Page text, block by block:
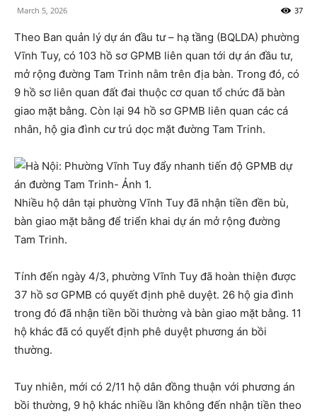
March 5, 2026 37
Theo Ban quản lý dự án đầu tư – hạ tầng (BQLDA) phường
Vĩnh Tuy, có 103 hồ sơ GPMB liên quan tới dự án đầu tư,
mở rộng đường Tam Trinh nằm trên địa bàn. Trong đó, có
9 hồ sơ liên quan đất đai thuộc cơ quan tổ chức đã bàn
giao mặt bằng. Còn lại 94 hồ sơ GPMB liên quan các cá
nhân, hộ gia đình cư trú dọc mặt đường Tam Trinh.
Nhiều hộ dân tại phường Vĩnh Tuy đã nhận tiền đền bù,
bàn giao mặt bằng để triển khai dự án mở rộng đường
Tam Trinh.
Tính đến ngày 4/3, phường Vĩnh Tuy đã hoàn thiện được
37 hồ sơ GPMB có quyết định phê duyệt. 26 hộ gia đình
trong đó đã nhận tiền bồi thường và bàn giao mặt bằng. 11
hộ khác đã có quyết định phê duyệt phương án bồi
thường.
Tuy nhiên, mới có 2/11 hộ dân đồng thuận với phương án
bồi thường, 9 hộ khác nhiều lần không đến nhận tiền theo